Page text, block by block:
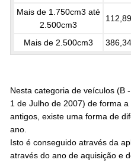
Mais de 1.750cm3 até
2.500cm3
Mais de 2.500cm3
Nesta categoria de veículos (B
1 de Julho de 2007) de forma
antigos, existe uma forma de
ano.
Isto é conseguido através da
através do ano de aquisição e